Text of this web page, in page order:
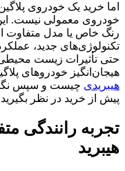
اما خرید یک خودروی
خودروی معمولی نیست.
رنگ خاص یا مدل متفاوت
تکنولوژی‌های جدید،
حتی تأثیرات زیست‌
هیجان‌انگیز خودروهای
هیبریدی چیست و سپس
پیش از خرید در نظر
تجربه رانندگی
هیبرید